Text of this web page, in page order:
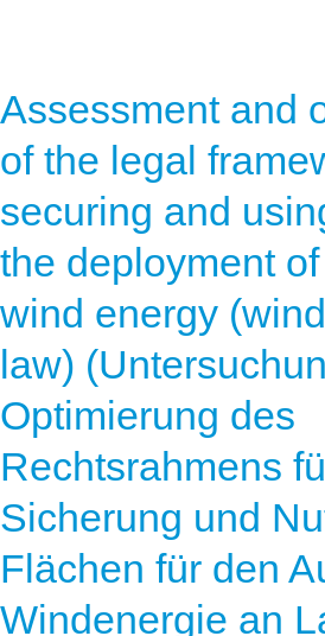
Assessment and
of the legal
securing and
the deployment
wind energy
law)
Optimierung des
Rechtsrahmens
Sicherung und
Flächen für den
Windenergie an